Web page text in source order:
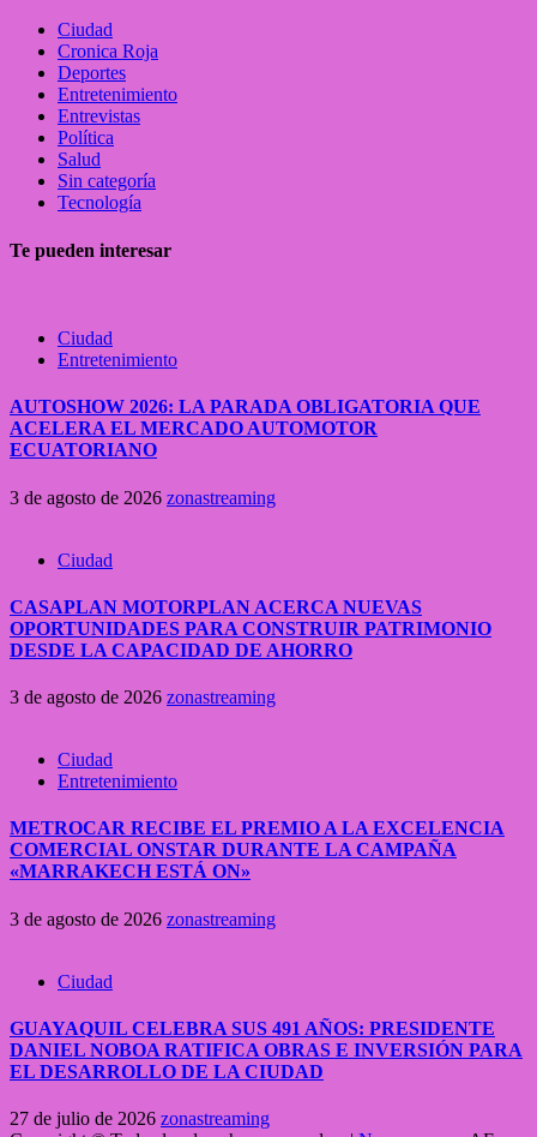
Ciudad
Cronica Roja
Deportes
Entretenimiento
Entrevistas
Política
Salud
Sin categoría
Tecnología
Te pueden interesar
Ciudad
Entretenimiento
AUTOSHOW 2026: LA PARADA OBLIGATORIA QUE
ACELERA EL MERCADO AUTOMOTOR
ECUATORIANO
3 de agosto de 2026 zonastreaming
Ciudad
CASAPLAN MOTORPLAN ACERCA NUEVAS
OPORTUNIDADES PARA CONSTRUIR PATRIMONIO
DESDE LA CAPACIDAD DE AHORRO
3 de agosto de 2026 zonastreaming
Ciudad
Entretenimiento
METROCAR RECIBE EL PREMIO A LA EXCELENCIA
COMERCIAL ONSTAR DURANTE LA CAMPAÑA
«MARRAKECH ESTÁ ON»
3 de agosto de 2026 zonastreaming
Ciudad
GUAYAQUIL CELEBRA SUS 491 AÑOS: PRESIDENTE
DANIEL NOBOA RATIFICA OBRAS E INVERSIÓN PARA
EL DESARROLLO DE LA CIUDAD
27 de julio de 2026 zonastreaming